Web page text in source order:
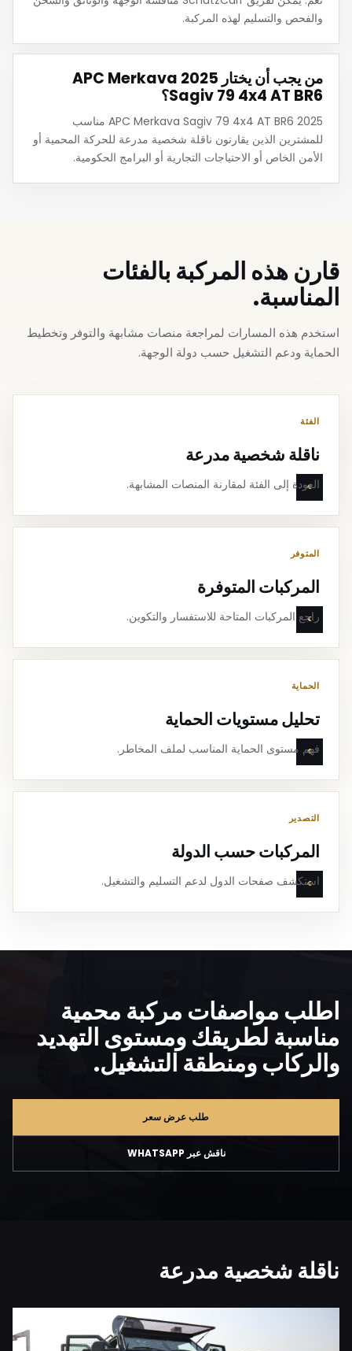
والفحص والتسليم لهذه المركبة.
من يجب أن يختار 2025 APC Merkava
Sagiv 79 4x4 AT BR6؟
2025 APC Merkava Sagiv 79 4x4 AT BR6 مناسب
للمشترين الذين يقارنون ناقلة شخصية مدرعة للحركة المحمية أو
الأمن الخاص أو الاحتياجات التجارية أو البرامج الحكومية.
قارن هذه المركبة بالفئات
المناسبة.
استخدم هذه المسارات لمراجعة منصات مشابهة والتوفر وتخطيط
الحماية ودعم التشغيل حسب دولة الوجهة.
الفئة
ناقلة شخصية مدرعة
العودة إلى الفئة لمقارنة المنصات المشابهة.
المتوفر
المركبات المتوفرة
راجع المركبات المتاحة للاستفسار والتكوين.
الحماية
تحليل مستويات الحماية
فهم مستوى الحماية المناسب لملف المخاطر.
التصدير
المركبات حسب الدولة
استكشف صفحات الدول لدعم التسليم والتشغيل.
اطلب مواصفات مركبة محمية
مناسبة لطريقك ومستوى التهديد
والركاب ومنطقة التشغيل.
طلب عرض سعر
ناقش عبر WHATSAPP
ناقلة شخصية مدرعة